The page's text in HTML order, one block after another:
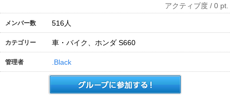
アクティブ度 / 0 pt.
メンバー数 516人
カテゴリー 車・バイク、ホンダ S660
管理者 .Black